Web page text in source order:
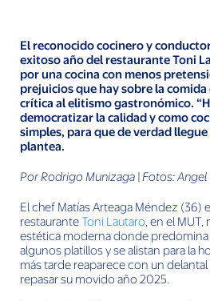
El reconocido cocinero y
exitoso año del restaurante Toni
por una cocina con menos
prejuicios que hay sobre la
crítica al elitismo gastronómico.
democratizar la calidad y como
simples, para que de verdad llegue
plantea.
Por Rodrigo Munizaga | Fotos:
El chef Matías Arteaga Méndez (36)
restauranteToni Lautaro, en el
estética moderna donde predomina
algunos platillos y se alistan para la
más tarde reaparece con un
repasar su movido año 2025.